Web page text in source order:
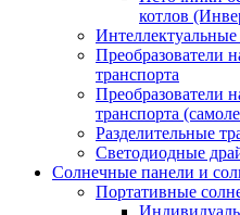
котлов
Интеллектуальные
Преобразователи
транспорта
Преобразователи
транспорта
Разделительные
Светодиодные
Солнечные панели и
Портативные